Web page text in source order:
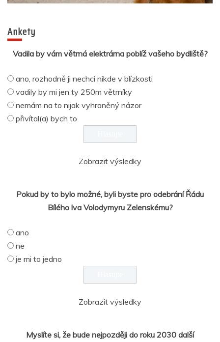
Ankety
Vadila by vám větrná elektrárna poblíž vašeho bydliště?
ano, rozhodně ji nechci nikde v blízkosti
vadily by mi jen ty 250m větrníky
nemám na to nijak vyhraněný názor
přivítal(a) bych to
Zobrazit výsledky
Pokud by to bylo možné, byli byste pro odebrání Řádu
Bílého lva Volodymyru Zelenskému?
ano
ne
je mi to jedno
Zobrazit výsledky
Myslíte si, že bude nejpozději do roku 2030 další